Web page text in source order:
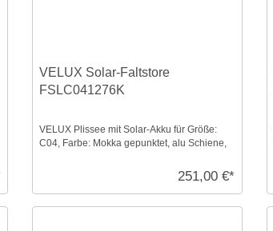
VELUX Solar-Faltstore
FSLC041276K
VELUX Plissee mit Solar-Akku für Größe:
C04, Farbe: Mokka gepunktet, alu Schiene,
251,00 €*